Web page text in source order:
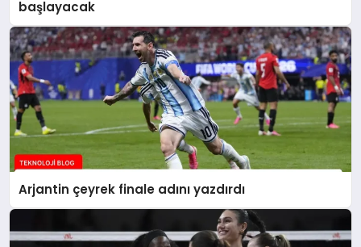
başlayacak
Arjantin çeyrek finale adını yazdırdı